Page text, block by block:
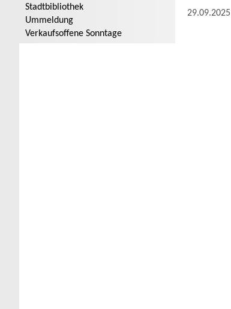
Stadtbibliothek
Ummeldung
Verkaufsoffene Sonntage
29.09.2025